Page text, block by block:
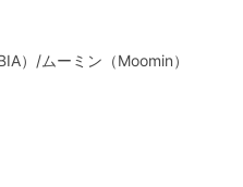
）/ムーミン（Moomin）